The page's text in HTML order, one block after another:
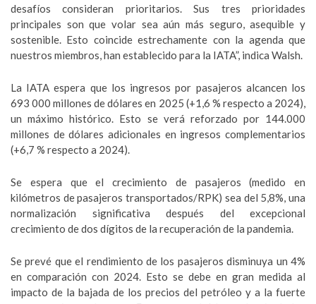
desafíos consideran prioritarios. Sus tres prioridades
principales son que volar sea aún más seguro, asequible y
sostenible. Esto coincide estrechamente con la agenda que
nuestros miembros, han establecido para la IATA”, indica Walsh.
La IATA espera que los ingresos por pasajeros alcancen los
693 000 millones de dólares en 2025 (+1,6 % respecto a 2024),
un máximo histórico. Esto se verá reforzado por 144.000
millones de dólares adicionales en ingresos complementarios
(+6,7 % respecto a 2024).
Se espera que el crecimiento de pasajeros (medido en
kilómetros de pasajeros transportados/RPK) sea del 5,8%, una
normalización significativa después del excepcional
crecimiento de dos dígitos de la recuperación de la pandemia.
Se prevé que el rendimiento de los pasajeros disminuya un 4%
en comparación con 2024. Esto se debe en gran medida al
impacto de la bajada de los precios del petróleo y a la fuerte